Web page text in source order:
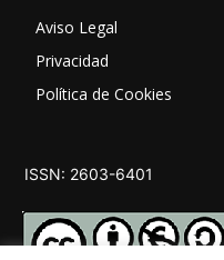
Aviso Legal
Privacidad
Política de Cookies
ISSN: 2603-6401